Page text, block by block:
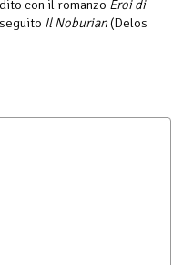
con il romanzo Eroi di
Il Noburian(Delos